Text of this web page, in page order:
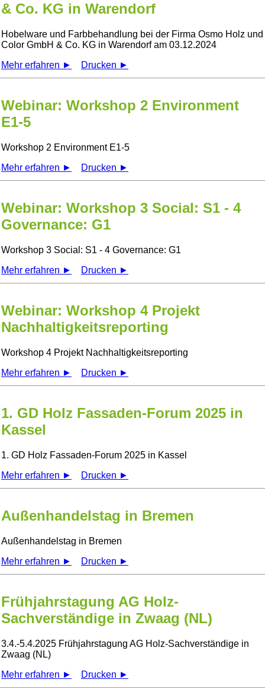
& Co. KG in Warendorf
Hobelware und Farbbehandlung bei der Firma Osmo Holz und
Color GmbH & Co. KG in Warendorf am 03.12.2024
Mehr erfahren ►
Drucken ►
Webinar: Workshop 2 Environment
E1-5
Workshop 2 Environment E1-5
Mehr erfahren ►
Drucken ►
Webinar: Workshop 3 Social: S1 - 4
Governance: G1
Workshop 3 Social: S1 - 4 Governance: G1
Mehr erfahren ►
Drucken ►
Webinar: Workshop 4 Projekt
Nachhaltigkeitsreporting
Workshop 4 Projekt Nachhaltigkeitsreporting
Mehr erfahren ►
Drucken ►
1. GD Holz Fassaden-Forum 2025 in
Kassel
1. GD Holz Fassaden-Forum 2025 in Kassel
Mehr erfahren ►
Drucken ►
Außenhandelstag in Bremen
Außenhandelstag in Bremen
Mehr erfahren ►
Drucken ►
Frühjahrstagung AG Holz-
Sachverständige in Zwaag (NL)
3.4.-5.4.2025 Frühjahrstagung AG Holz-Sachverständige in
Zwaag (NL)
Mehr erfahren ►
Drucken ►